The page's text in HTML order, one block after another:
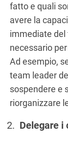
fatto e quali
avere la
immediate del
necessario
Ad esempio,
team leader
sospendere e
riorganizzare
Delegare i